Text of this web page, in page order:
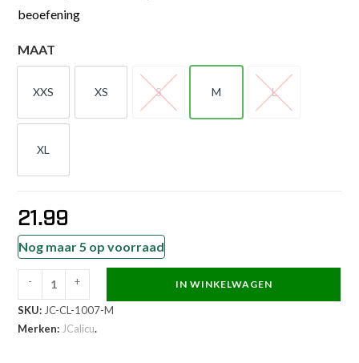
beoefening
MAAT
XXS
XXS
XS
XS
S
S
M
M
L
L
XL
XL
21.99
Nog maar 5 op voorraad
JCalicu
Kniebeschermers
-
- + IN WINKELWAGEN
SKU: JC-CL-1007-M
Merken: JCalicu.